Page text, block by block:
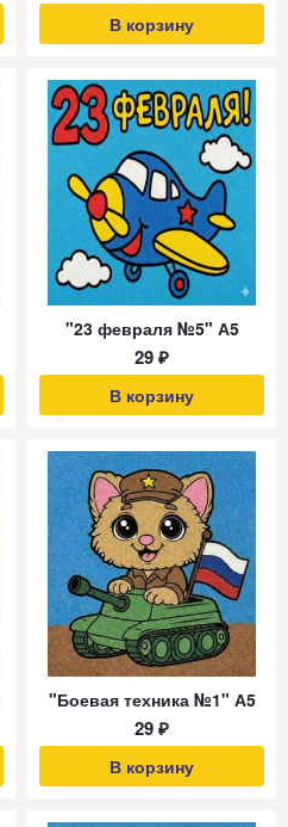
В корзину
"23 февраля №5" А5
29 ₽
В корзину
"Боевая техника №1" А5
29 ₽
В корзину